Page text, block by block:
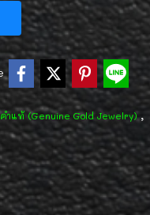
ำแท้ (Genuine Gold Jewelry) ,